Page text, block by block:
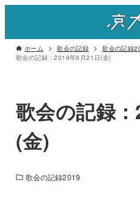
ホーム 歌会の記録
歌会の記録
歌会の記録：2019年6月21日(金)
歌会の記録
(金)
歌会の記録2019